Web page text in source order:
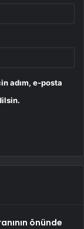
adım, e-posta
önünde